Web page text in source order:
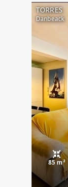
TORRES
Danbeack
85 m²